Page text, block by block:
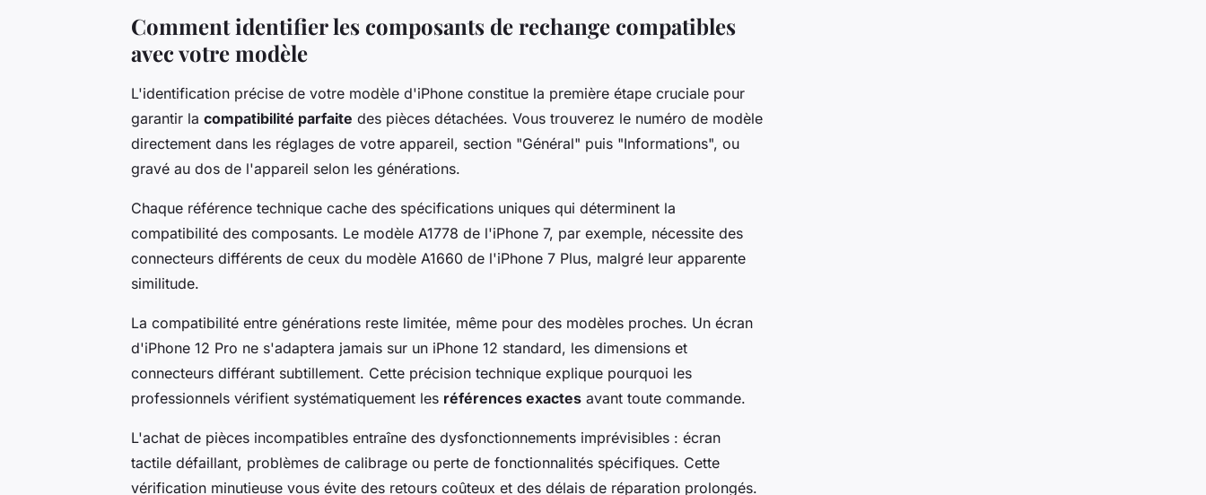
Comment identifier les composants de rechange compatibles
avec votre modèle
L'identification précise de votre modèle d'iPhone constitue la première étape cruciale pour
garantir la compatibilité parfaite des pièces détachées. Vous trouverez le numéro de modèle
directement dans les réglages de votre appareil, section "Général" puis "Informations", ou
gravé au dos de l'appareil selon les générations.
Chaque référence technique cache des spécifications uniques qui déterminent la
compatibilité des composants. Le modèle A1778 de l'iPhone 7, par exemple, nécessite des
connecteurs différents de ceux du modèle A1660 de l'iPhone 7 Plus, malgré leur apparente
similitude.
La compatibilité entre générations reste limitée, même pour des modèles proches. Un écran
d'iPhone 12 Pro ne s'adaptera jamais sur un iPhone 12 standard, les dimensions et
connecteurs différant subtillement. Cette précision technique explique pourquoi les
professionnels vérifient systématiquement les références exactes avant toute commande.
L'achat de pièces incompatibles entraîne des dysfonctionnements imprévisibles : écran
tactile défaillant, problèmes de calibrage ou perte de fonctionnalités spécifiques. Cette
vérification minutieuse vous évite des retours coûteux et des délais de réparation prolongés.